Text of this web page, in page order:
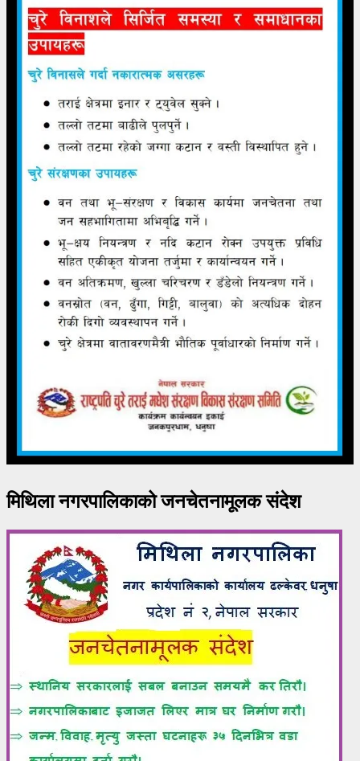
मिथिला नगरपालिकाको जनचेतनामूलक संदेश